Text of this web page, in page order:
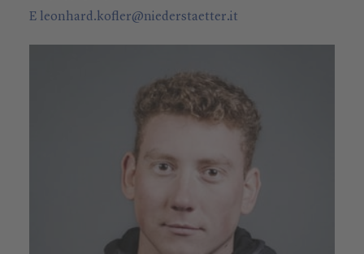
E leonhard.kofler@niederstaetter.it